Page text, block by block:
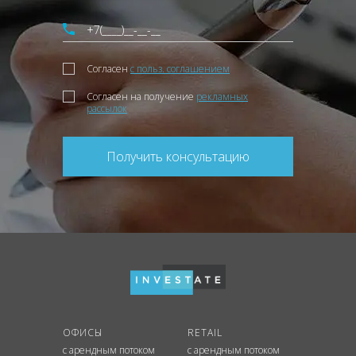
Согласен с польз. соглашением
Согласен на получение рекламных
рассылок
Получить консультацию
ОФИСЫ
с арендным потоком
RETAIL
с арендным потоком